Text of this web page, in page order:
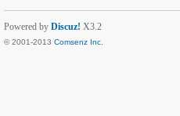
Powered by Discuz! X3.2
© 2001-2013 Comsenz Inc.